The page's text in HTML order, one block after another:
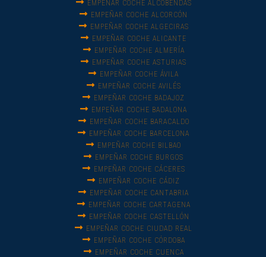
EMPEÑAR COCHE ALCOBENDAS
EMPEÑAR COCHE ALCORCÓN
EMPEÑAR COCHE ALGECIRAS
EMPEÑAR COCHE ALICANTE
EMPEÑAR COCHE ALMERÍA
EMPEÑAR COCHE ASTURIAS
EMPEÑAR COCHE ÁVILA
EMPEÑAR COCHE AVILÉS
EMPEÑAR COCHE BADAJOZ
EMPEÑAR COCHE BADALONA
EMPEÑAR COCHE BARACALDO
EMPEÑAR COCHE BARCELONA
EMPEÑAR COCHE BILBAO
EMPEÑAR COCHE BURGOS
EMPEÑAR COCHE CÁCERES
EMPEÑAR COCHE CÁDIZ
EMPEÑAR COCHE CANTABRIA
EMPEÑAR COCHE CARTAGENA
EMPEÑAR COCHE CASTELLÓN
EMPEÑAR COCHE CIUDAD REAL
EMPEÑAR COCHE CÓRDOBA
EMPEÑAR COCHE CUENCA